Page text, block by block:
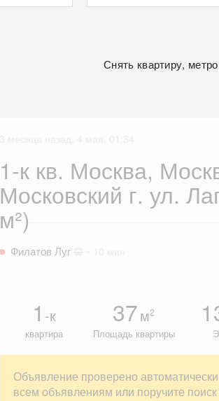
Снять квартиру,
1-к кв. Москва,
Московский г. ул.
м²)
Филатов Луг
1 -к
квартира
37м2
Площадь квартиры
Объявление проверено автоматически
всем объявлениям или поручите